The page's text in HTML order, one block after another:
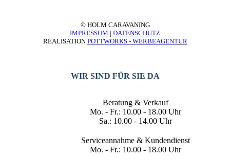
© HOLM CARAVANING
IMPRESSUM | DATENSCHUTZ
REALISATION POTTWORKS - WERBEAGENTUR
WIR SIND FÜR SIE DA
Beratung & Verkauf
Mo. - Fr.: 10.00 - 18.00 Uhr
Sa.: 10.00 - 14.00 Uhr
Serviceannahme & Kundendienst
Mo. - Fr.: 10.00 - 18.00 Uhr